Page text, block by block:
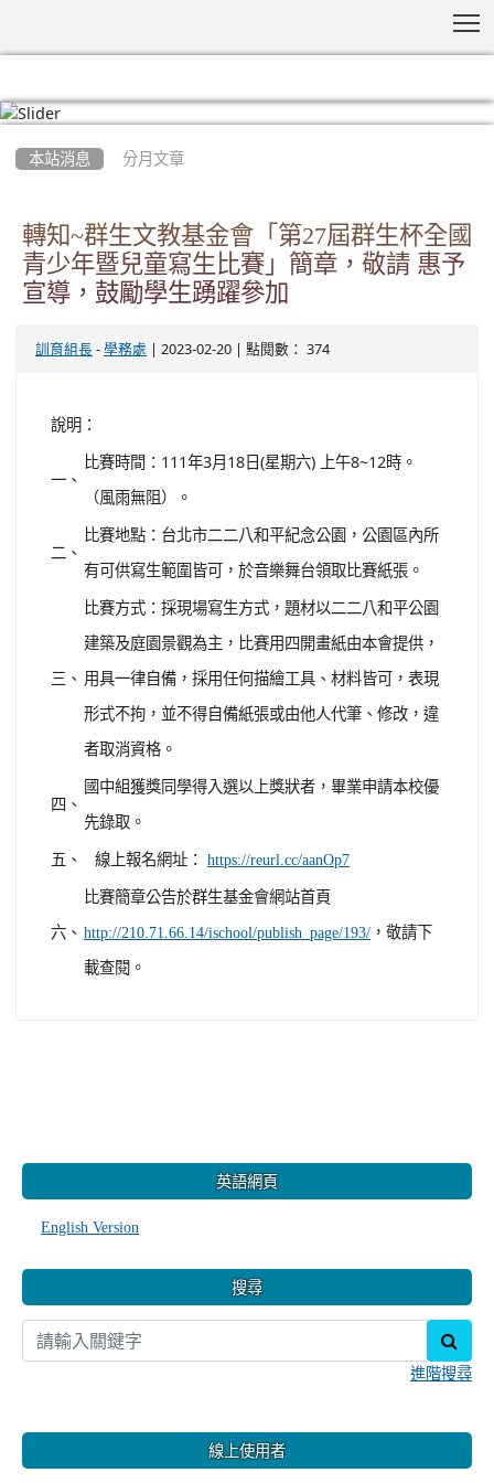
本站消息 分月文章
轉知~群生文教基金會「第27屆群生杯全國
青少年暨兒童寫生比賽」簡章，敬請 惠予
宣導，鼓勵學生踴躍參加
訓育組長 - 學務處 | 2023-02-20 | 點閱數： 374
說明：
一、
比賽時間：111年3月18日(星期六) 上午8~12時。
（風雨無阻）。
二、
比賽地點：台北市二二八和平紀念公園，公園區內所
有可供寫生範圍皆可，於音樂舞台領取比賽紙張。
三、
比賽方式：採現場寫生方式，題材以二二八和平公園
建築及庭園景觀為主，比賽用四開畫紙由本會提供，
用具一律自備，採用任何描繪工具、材料皆可，表現
形式不拘，並不得自備紙張或由他人代筆、修改，違
者取消資格。
四、
國中組獲獎同學得入選以上獎狀者，畢業申請本校優
先錄取。
五、
線上報名網址： https://reurl.cc/aanOp7
六、
比賽簡章公告於群生基金會網站首頁
http://210.71.66.14/ischool/publish_page/193/ ，敬請下
載查閱。
英語網頁
English Version
搜尋
進階搜尋
線上使用者